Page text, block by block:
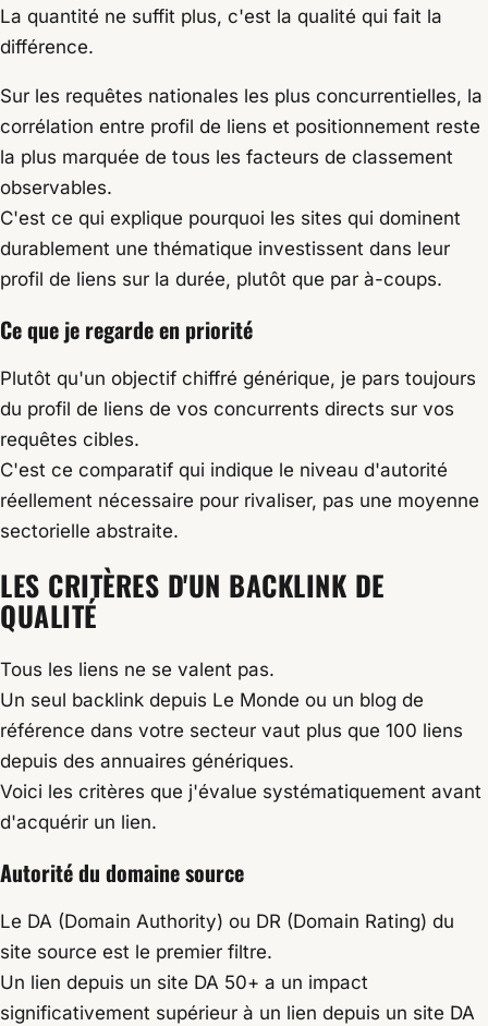
La quantité ne suffit plus, c'est la qualité qui fait la
différence.
Sur les requêtes nationales les plus concurrentielles, la
corrélation entre profil de liens et positionnement reste
la plus marquée de tous les facteurs de classement
observables.
C'est ce qui explique pourquoi les sites qui dominent
durablement une thématique investissent dans leur
profil de liens sur la durée, plutôt que par à-coups.
Ce que je regarde en priorité
Plutôt qu'un objectif chiffré générique, je pars toujours
du profil de liens de vos concurrents directs sur vos
requêtes cibles.
C'est ce comparatif qui indique le niveau d'autorité
réellement nécessaire pour rivaliser, pas une moyenne
sectorielle abstraite.
LES CRITÈRES D'UN BACKLINK DE
QUALITÉ
Tous les liens ne se valent pas.
Un seul backlink depuis Le Monde ou un blog de
référence dans votre secteur vaut plus que 100 liens
depuis des annuaires génériques.
Voici les critères que j'évalue systématiquement avant
d'acquérir un lien.
Autorité du domaine source
Le DA (Domain Authority) ou DR (Domain Rating) du
site source est le premier filtre.
Un lien depuis un site DA 50+ a un impact
significativement supérieur à un lien depuis un site DA